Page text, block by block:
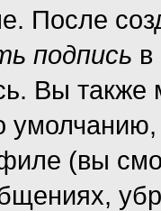
После
подпись
Вы также
(вы